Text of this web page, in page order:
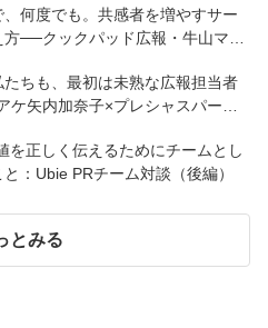
何度でも。共感者を増やすサー
──クックパッド広報・牛山マー
ちも、最初は未熟な広報担当者
ケ矢内加奈子×プレシャスパート
を正しく伝えるためにチームとし
：Ubie PRチーム対談（後編）
とみる